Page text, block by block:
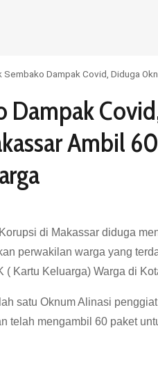
Sembako Dampak Covid, Diduga
Dampak
Ambil
di Makassar diduga
perwakilan warga yang
Kartu Keluarga) Warga di
satu Oknum Alinasi
telah mengambil 60 paket